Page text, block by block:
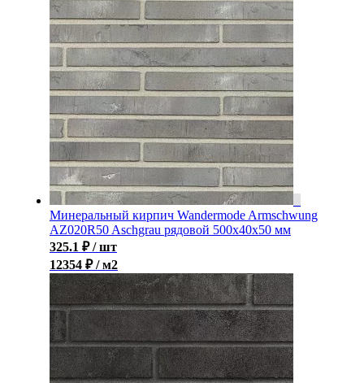
Минеральный кирпич Wandermode Armschwung
AZ020R50 Aschgrau рядовой 500x40x50 мм
325.1 ₽ / шт
12354 ₽ / м2